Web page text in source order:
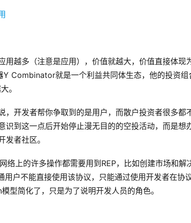
越多（注意是应用），价值就越大，价值直接体现
Combinator就是一个利益共同体生态，他的投资组
。
开发者帮你争取到的是用户，而散户投资者很多都
到这一点后开始停止漫无目的的空投活动，而是想
者社区。
上的许多操作都需要用到REP，比如创建市场和解
户不能直接使用该协议，只能通过使用开发者在协
型简化了，只是为了说明开发人员的角色。